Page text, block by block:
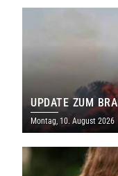
UPDATE ZUM
Montag, 10. August 2026